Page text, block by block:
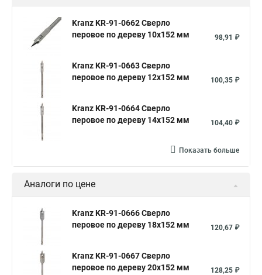
Kranz KR-91-0662 Сверло
перовое по дереву 10х152 мм
98,91 ₽
Kranz KR-91-0663 Сверло
перовое по дереву 12х152 мм
100,35 ₽
Kranz KR-91-0664 Сверло
перовое по дереву 14х152 мм
104,40 ₽
Показать больше
Аналоги по цене
Kranz KR-91-0666 Сверло
перовое по дереву 18х152 мм
120,67 ₽
Kranz KR-91-0667 Сверло
перовое по дереву 20х152 мм
128,25 ₽